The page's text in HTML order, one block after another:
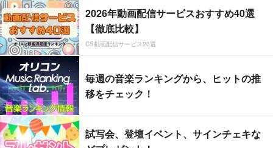
2026年動画配信サービスおすすめ40選
【徹底比較】
CS動画配信サービス20選
毎週の音楽ランキングから、ヒットの推
移をチェック！
試写会、登壇イベント、サインチェキな